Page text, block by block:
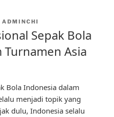
ADMINCHI
Sepak Bola
Asia
Bola Indonesia dalam
menjadi topik yang
dulu, Indonesia selalu